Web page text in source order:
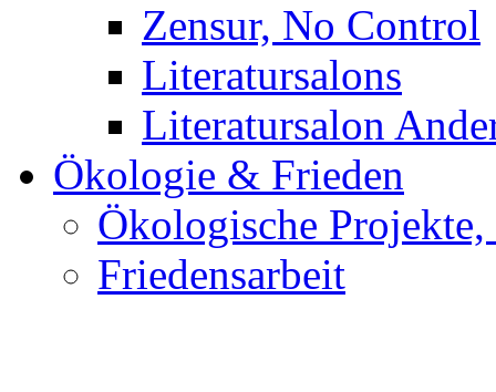
Zensur, No Control
Literatursalons
Literatursalon
Ökologie & Frieden
Ökologische
Friedensarbeit